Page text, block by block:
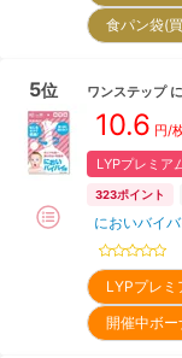
食パン袋(
5位 ワンステップ
10.6 円/
LYPプレミア
323ポイント
においバイ
LYPプレ
開催中ボ